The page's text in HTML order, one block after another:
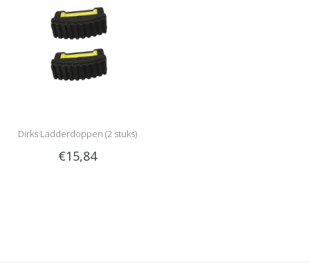
Dirks Ladderdoppen (2 stuks)
€15,84